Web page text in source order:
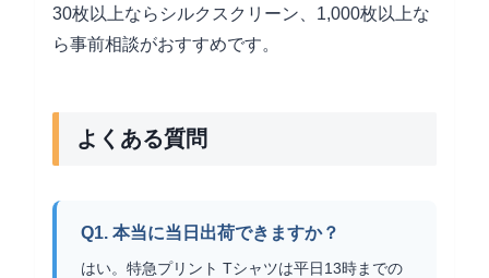
30枚以上ならシルクスクリーン、1,000枚以上な
ら事前相談がおすすめです。
よくある質問
Q1. 本当に当日出荷できますか？
はい。特急プリント Tシャツは平日13時までの